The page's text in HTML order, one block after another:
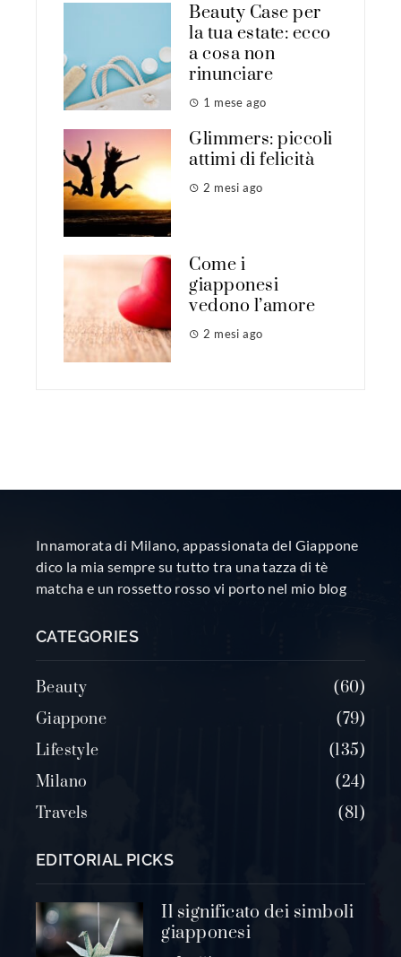
Beauty Case per
la tua estate: ecco
a cosa non
rinunciare
1 mese ago
Glimmers: piccoli
attimi di felicità
2 mesi ago
Come i
giapponesi
vedono l’amore
2 mesi ago
Innamorata di Milano, appassionata del Giappone
dico la mia sempre su tutto tra una tazza di tè
matcha e un rossetto rosso vi porto nel mio blog
CATEGORIES
Beauty
60
Giappone
79
Lifestyle
135
Milano
24
Travels
81
EDITORIAL PICKS
Il significato dei simboli
giapponesi